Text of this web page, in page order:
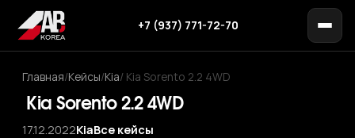
+7 (937) 771-72-70
Главная/Кейсы/Kia/ Kia Sorento 2.2 4WD
Kia Sorento 2.2 4WD
17.12.2022KiaВсе кейсы